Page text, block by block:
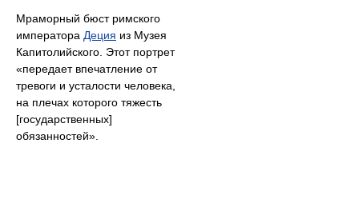
Мраморный бюст римского
императора Деция из Музея
Капитолийского. Этот портрет
«передает впечатление от
тревоги и усталости человека,
на плечах которого тяжесть
[государственных]
обязанностей».